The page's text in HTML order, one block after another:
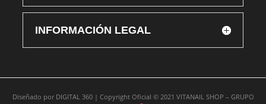
INFORMACIÓN LEGAL
Diseñado por DIGITAL 360 | Copyright Oficial © 2021 VITANAIL SHOP – GRUPO